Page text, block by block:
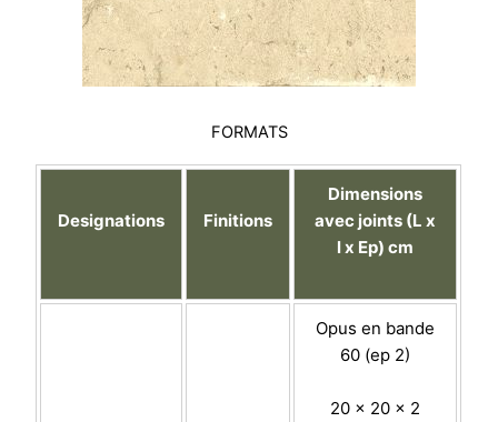
FORMATS
Designations Finitions
Dimensions
avec joints (L x
l x Ep) cm
Opus en bande
60 (ep 2)
20 x 20 x 2